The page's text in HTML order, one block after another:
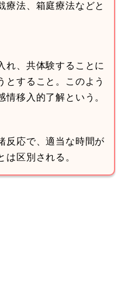
療法、箱庭療法などと
れ、共体験することに
とすること。このよう
移入的了解という。
反応で、適当な時間が
区別される。